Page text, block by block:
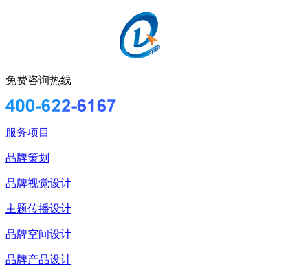
免费咨询热线
服务项目
品牌策划
品牌视觉设计
主题传播设计
品牌空间设计
品牌产品设计